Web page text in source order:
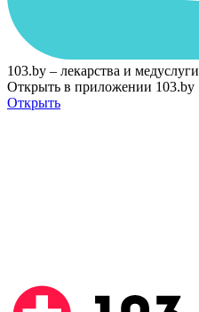
103.by – лекарства и медуслуги
Открыть в приложении 103.by
Открыть